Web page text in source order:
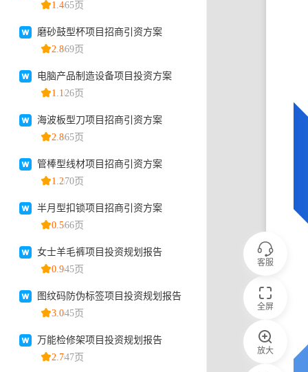
客服
全屏
放大